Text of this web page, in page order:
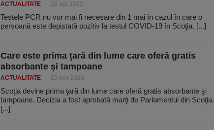
ACTUALITATE 28 apr 2022
Testele PCR nu vor mai fi necesare din 1 mai în cazul în care o
persoană este depistată pozitiv la testul COVID-19 în Scoţia. [...]
Care este prima ţară din lume care oferă gratis
absorbante şi tampoane
ACTUALITATE 25 nov 2020
Scoţia devine prima ţară din lume care oferă gratis absorbante şi
tampoane. Decizia a fost aprobată marţi de Parlamentul din Scoţia.
[...]